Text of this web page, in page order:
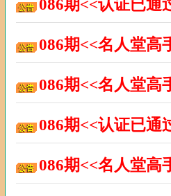
086期<<认证已
086期<<名人堂
086期<<名人堂
086期<<认证已
086期<<名人堂